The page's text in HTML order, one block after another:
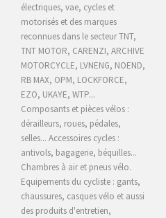
électriques, vae, cycles et
motorisés et des marques
reconnues dans le secteur TNT,
TNT MOTOR, CARENZI, ARCHIVE
MOTORCYCLE, LVNENG, NOEND,
RB MAX, OPM, LOCKFORCE,
EZO, UKAYE, WTP...
Composants et pièces vélos :
dérailleurs, roues, pédales,
selles... Accessoires cycles :
antivols, bagagerie, béquilles...
Chambres à air et pneus vélo.
Equipements du cycliste : gants,
chaussures, casques vélo et aussi
des produits d'entretien,